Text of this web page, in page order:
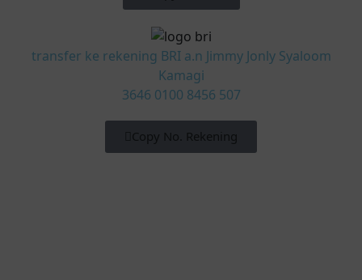
transfer ke rekening BRI a.n Jimmy Jonly Syaloom
Kamagi
3646 0100 8456 507
Copy No. Rekening